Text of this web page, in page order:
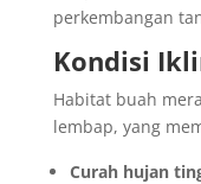
perkembangan
Kondisi
Habitat buah
lembap, yang
Curah hujan